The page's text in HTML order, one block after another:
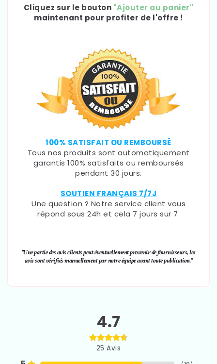
Cliquez sur le bouton "Ajouter au panier"
maintenant pour profiter de l'offre !
100% SATISFAIT OU REMBOURSÉ
Tous nos produits sont automatiquement
garantis 100% satisfaits ou remboursés
pendant 30 jours.
SOUTIEN FRANÇAIS 7/7J
Une question ? Notre service client vous
répond sous 24h et cela 7 jours sur 7.
"Une partie des avis clients peut éventuellement provenir de fournisseurs, les
avis sont vérifiés manuellement par notre équipe avant toute publication."
4.7
25 Avis